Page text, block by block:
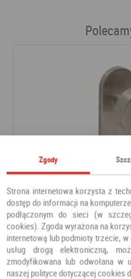
Klamki
Zgody
Strona internetowa korzysta z
dostęp do informacji na
podłączonym do sieci (w
cookies). Zgoda wyrażona na
internetową lub podmioty trzecie,
usług drogą elektroniczną,
zmodyfikowana lub odwołana w
naszej polityce dotyczącej cookies